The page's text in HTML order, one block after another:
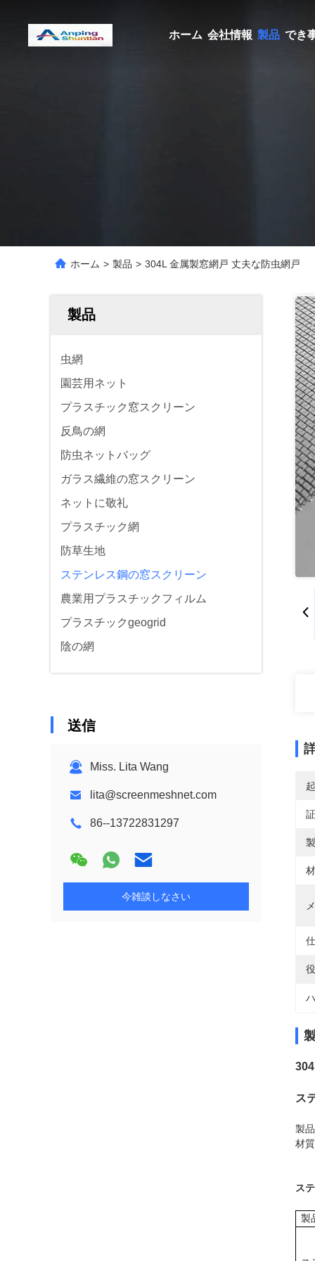
ホーム 会社情報 製品 でき
ホーム > 製品 > 304L 金属製窓網戸 丈夫な防虫網戸
製品
虫網
園芸用ネット
プラスチック窓スクリーン
反鳥の網
防虫ネットバッグ
ガラス繊維の窓スクリーン
ネットに敬礼
プラスチック網
防草生地
ステンレス鋼の窓スクリーン
農業用プラスチックフィルム
プラスチックgeogrid
陰の網
送信
Miss. Lita Wang
lita@screenmeshnet.com
86--13722831297
今雑談しなさい
ス
製
材
ス
製